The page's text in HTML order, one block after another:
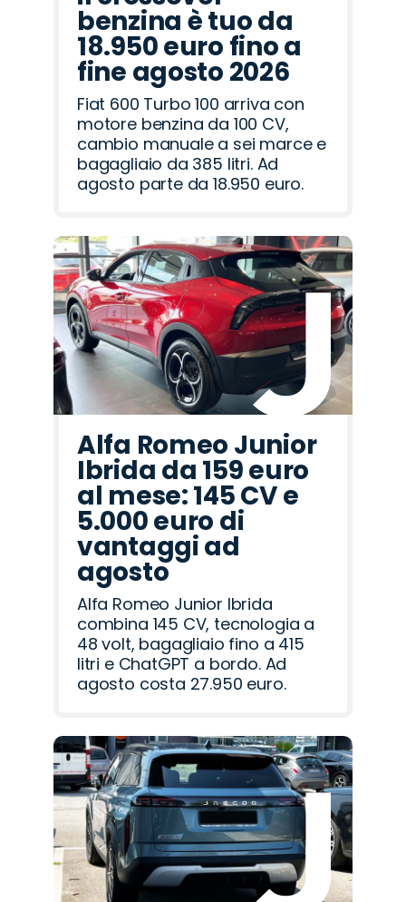
benzina è tuo da
18.950 euro fino a
fine agosto 2026
Fiat 600 Turbo 100 arriva con
motore benzina da 100 CV,
cambio manuale a sei marce e
bagagliaio da 385 litri. Ad
agosto parte da 18.950 euro.
Alfa Romeo Junior
Ibrida da 159 euro
al mese: 145 CV e
5.000 euro di
vantaggi ad
agosto
Alfa Romeo Junior Ibrida
combina 145 CV, tecnologia a
48 volt, bagagliaio fino a 415
litri e ChatGPT a bordo. Ad
agosto costa 27.950 euro.